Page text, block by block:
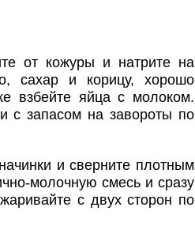
от кожуры и натрите на
сахар и корицу, хорошо
взбейте яйца с молоком.
с запасом на завороты по
и сверните плотным
молочную смесь и сразу
с двух сторон по